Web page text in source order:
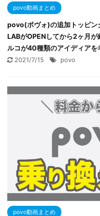
povo動画まとめ
povo(ポヴォ)の追加トッピン
LABがOPENしてから2ヶ月
ルコが40種類のアイディアを
2021/7/15 povo
povo動画まとめ